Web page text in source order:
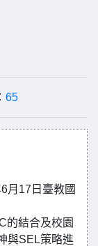
65
月17日臺教國
的結合及校園
與SEL策略進